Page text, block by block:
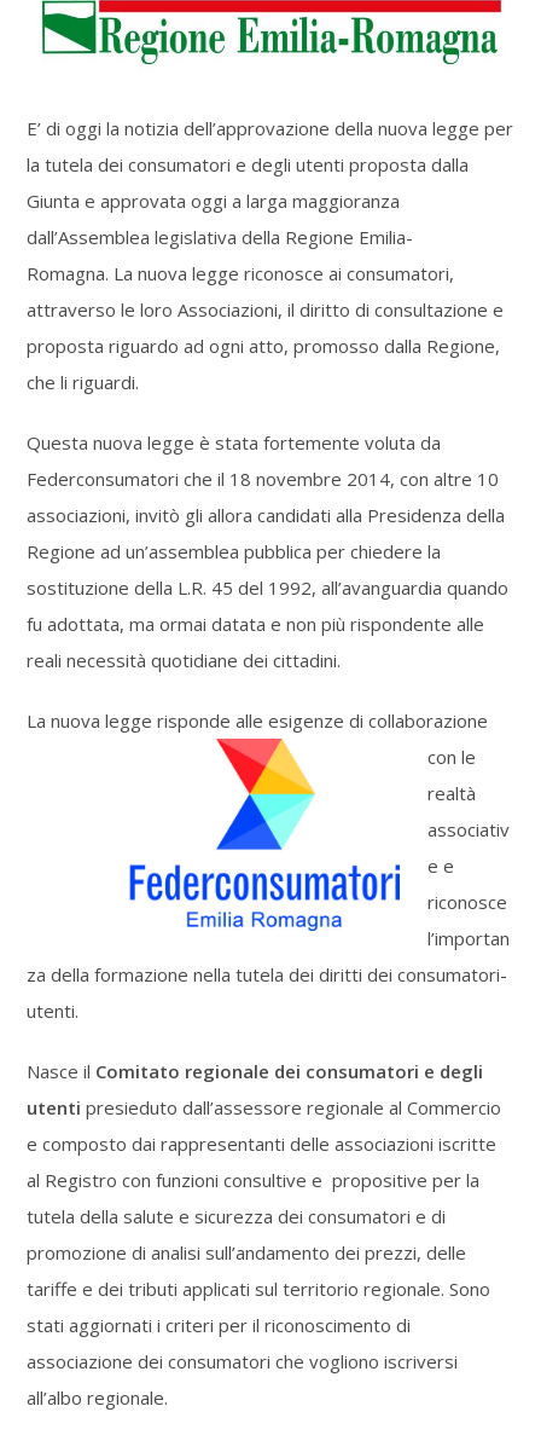
E’ di oggi la notizia dell’approvazione della nuova legge per
la tutela dei consumatori e degli utenti proposta dalla
Giunta e approvata oggi a larga maggioranza
dall’Assemblea legislativa della Regione Emilia-
Romagna. La nuova legge riconosce ai consumatori,
attraverso le loro Associazioni, il diritto di consultazione e
proposta riguardo ad ogni atto, promosso dalla Regione,
che li riguardi.
Questa nuova legge è stata fortemente voluta da
Federconsumatori che il 18 novembre 2014, con altre 10
associazioni, invitò gli allora candidati alla Presidenza della
Regione ad un’assemblea pubblica per chiedere la
sostituzione della L.R. 45 del 1992, all’avanguardia quando
fu adottata, ma ormai datata e non più rispondente alle
reali necessità quotidiane dei cittadini.
La nuova legge risponde alle esigenze di collaborazione
con le
realtà
associativ
e e
riconosce
l’importan
za della formazione nella tutela dei diritti dei consumatori-
utenti.
Nasce il Comitato regionale dei consumatori e degli
utenti presieduto dall’assessore regionale al Commercio
e composto dai rappresentanti delle associazioni iscritte
al Registro con funzioni consultive e propositive per la
tutela della salute e sicurezza dei consumatori e di
promozione di analisi sull’andamento dei prezzi, delle
tariffe e dei tributi applicati sul territorio regionale. Sono
stati aggiornati i criteri per il riconoscimento di
associazione dei consumatori che vogliono iscriversi
all’albo regionale.